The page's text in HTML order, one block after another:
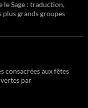
le Sage : traduction,
grands groupes
consacrées aux fêtes
par